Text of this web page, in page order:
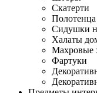
Скатерти
Полотенца
Сидушки
Халаты
Махровые
Фартуки